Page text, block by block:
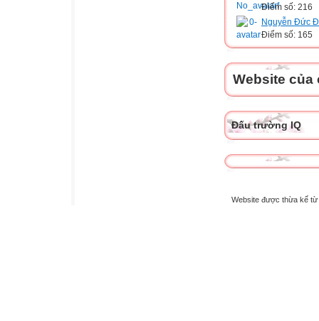
Điểm số: 216
Nguyễn Đức
Điểm số: 165
Website của
Đấu trường IQ
Website được thừa kế từ